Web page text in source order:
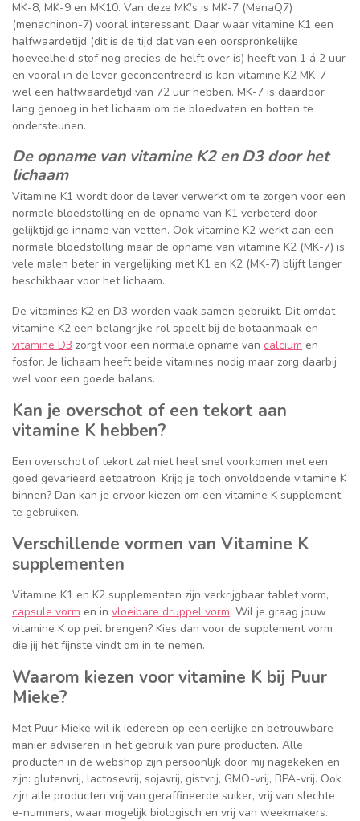
MK-8, MK-9 en MK10. Van deze MK’s is MK-7 (MenaQ7)
(menachinon-7) vooral interessant. Daar waar vitamine K1 een
halfwaardetijd (dit is de tijd dat van een oorspronkelijke
hoeveelheid stof nog precies de helft over is) heeft van 1 á 2 uur
en vooral in de lever geconcentreerd is kan vitamine K2 MK-7
wel een halfwaardetijd van 72 uur hebben. MK-7 is daardoor
lang genoeg in het lichaam om de bloedvaten en botten te
ondersteunen.
De opname van vitamine K2 en D3 door het
lichaam
Vitamine K1 wordt door de lever verwerkt om te zorgen voor een
normale bloedstolling en de opname van K1 verbeterd door
gelijktijdige inname van vetten. Ook vitamine K2 werkt aan een
normale bloedstolling maar de opname van vitamine K2 (MK-7) is
vele malen beter in vergelijking met K1 en K2 (MK-7) blijft langer
beschikbaar voor het lichaam.
De vitamines K2 en D3 worden vaak samen gebruikt. Dit omdat
vitamine K2 een belangrijke rol speelt bij de botaanmaak en
vitamine D3 zorgt voor een normale opname van calcium en
fosfor. Je lichaam heeft beide vitamines nodig maar zorg daarbij
wel voor een goede balans.
Kan je overschot of een tekort aan
vitamine K hebben?
Een overschot of tekort zal niet heel snel voorkomen met een
goed gevarieerd eetpatroon. Krijg je toch onvoldoende vitamine K
binnen? Dan kan je ervoor kiezen om een vitamine K supplement
te gebruiken.
Verschillende vormen van Vitamine K
supplementen
Vitamine K1 en K2 supplementen zijn verkrijgbaar tablet vorm,
capsule vorm en in vloeibare druppel vorm. Wil je graag jouw
vitamine K op peil brengen? Kies dan voor de supplement vorm
die jij het fijnste vindt om in te nemen.
Waarom kiezen voor vitamine K bij Puur
Mieke?
Met Puur Mieke wil ik iedereen op een eerlijke en betrouwbare
manier adviseren in het gebruik van pure producten. Alle
producten in de webshop zijn persoonlijk door mij nagekeken en
zijn: glutenvrij, lactosevrij, sojavrij, gistvrij, GMO-vrij, BPA-vrij. Ook
zijn alle producten vrij van geraffineerde suiker, vrij van slechte
e-nummers, waar mogelijk biologisch en vrij van weekmakers.